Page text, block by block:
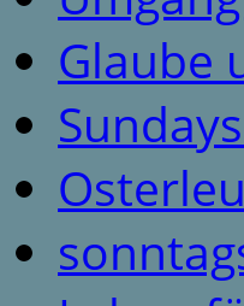
Glaube